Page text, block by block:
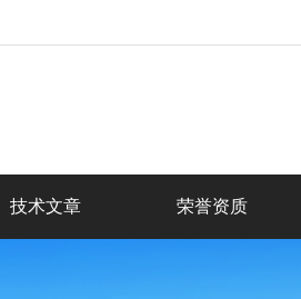
技术文章 荣誉资质